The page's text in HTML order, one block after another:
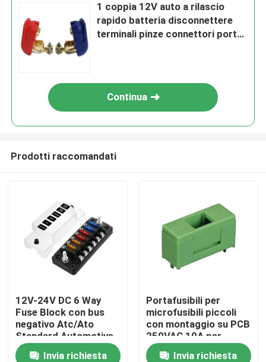
Casa
Prodotti
1 coppia 12V auto a rilascio
rapido batteria disconnettere
terminali pinze connettori porta
Continua
Prodotti raccomandati
12V-24V DC 6 Way
Fuse Block con bus
negativo Atc/Ato
Standard Automotive
Fuse Boxes
Invia richiesta
Portafusibili per
microfusibili piccoli
con montaggio su PCB
250VAC 10A per
fusibile 5 x 20 mm
Invia richiesta